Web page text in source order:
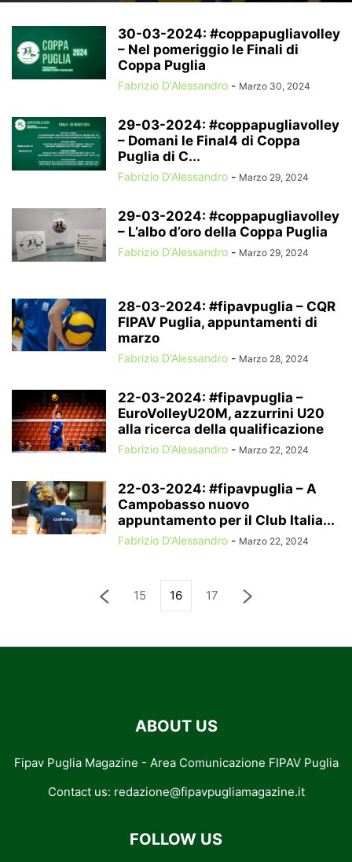
30-03-2024: #coppapugliavolley
– Nel pomeriggio le Finali di
Coppa Puglia
Fabrizio D'Alessandro - Marzo 30, 2024
29-03-2024: #coppapugliavolley
– Domani le Final4 di Coppa
Puglia di C...
Fabrizio D'Alessandro - Marzo 29, 2024
29-03-2024: #coppapugliavolley
– L’albo d’oro della Coppa Puglia
Fabrizio D'Alessandro - Marzo 29, 2024
28-03-2024: #fipavpuglia – CQR
FIPAV Puglia, appuntamenti di
marzo
Fabrizio D'Alessandro - Marzo 28, 2024
22-03-2024: #fipavpuglia –
EuroVolleyU20M, azzurrini U20
alla ricerca della qualificazione
Fabrizio D'Alessandro - Marzo 22, 2024
22-03-2024: #fipavpuglia – A
Campobasso nuovo
appuntamento per il Club Italia...
Fabrizio D'Alessandro - Marzo 22, 2024
15 16 17
ABOUT US
Fipav Puglia Magazine - Area Comunicazione FIPAV Puglia
Contact us: redazione@fipavpugliamagazine.it
FOLLOW US